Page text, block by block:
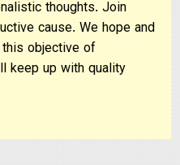
thoughts. Join
cause. We hope and
objective of
keep up with quality